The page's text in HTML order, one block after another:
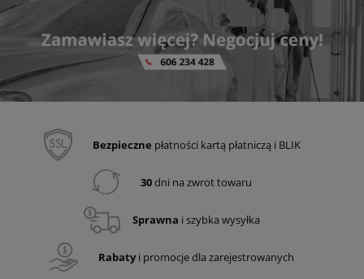
Bezpieczne płatności kartą płatniczą i BLIK
30dni na zwrot towaru
Sprawna i szybka wysyłka
Rabatyi promocje dla zarejestrowanych